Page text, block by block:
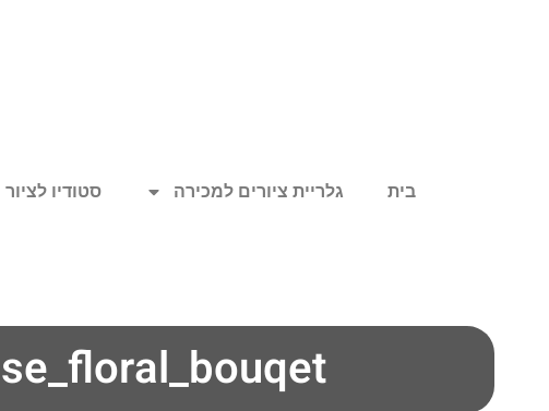
בית גלריית ציורים למכירה סטודיו לציור